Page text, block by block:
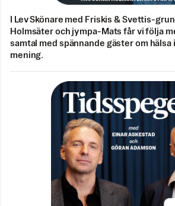
I Lev Skönare med Friskis & Svettis-
Holmsäter och jympa-Mats får vi följa
samtal med spännande gäster om hälsa
mening.